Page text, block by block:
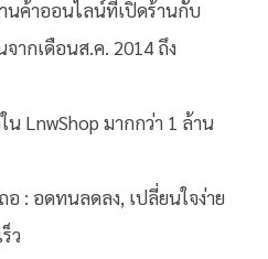
นค้าออนไลน์ที่เปิดร้านกับ
ากเดือนส.ค. 2014 ถึง
LnwShop มากกว่า 1 ล้าน
: อดทนลดลง, เปลี่ยนใจง่าย
ว